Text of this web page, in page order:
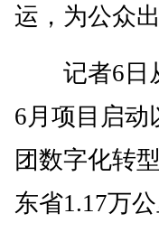
运，为公众
记者6日从
6月项目启动
团数字化转
东省1.17万